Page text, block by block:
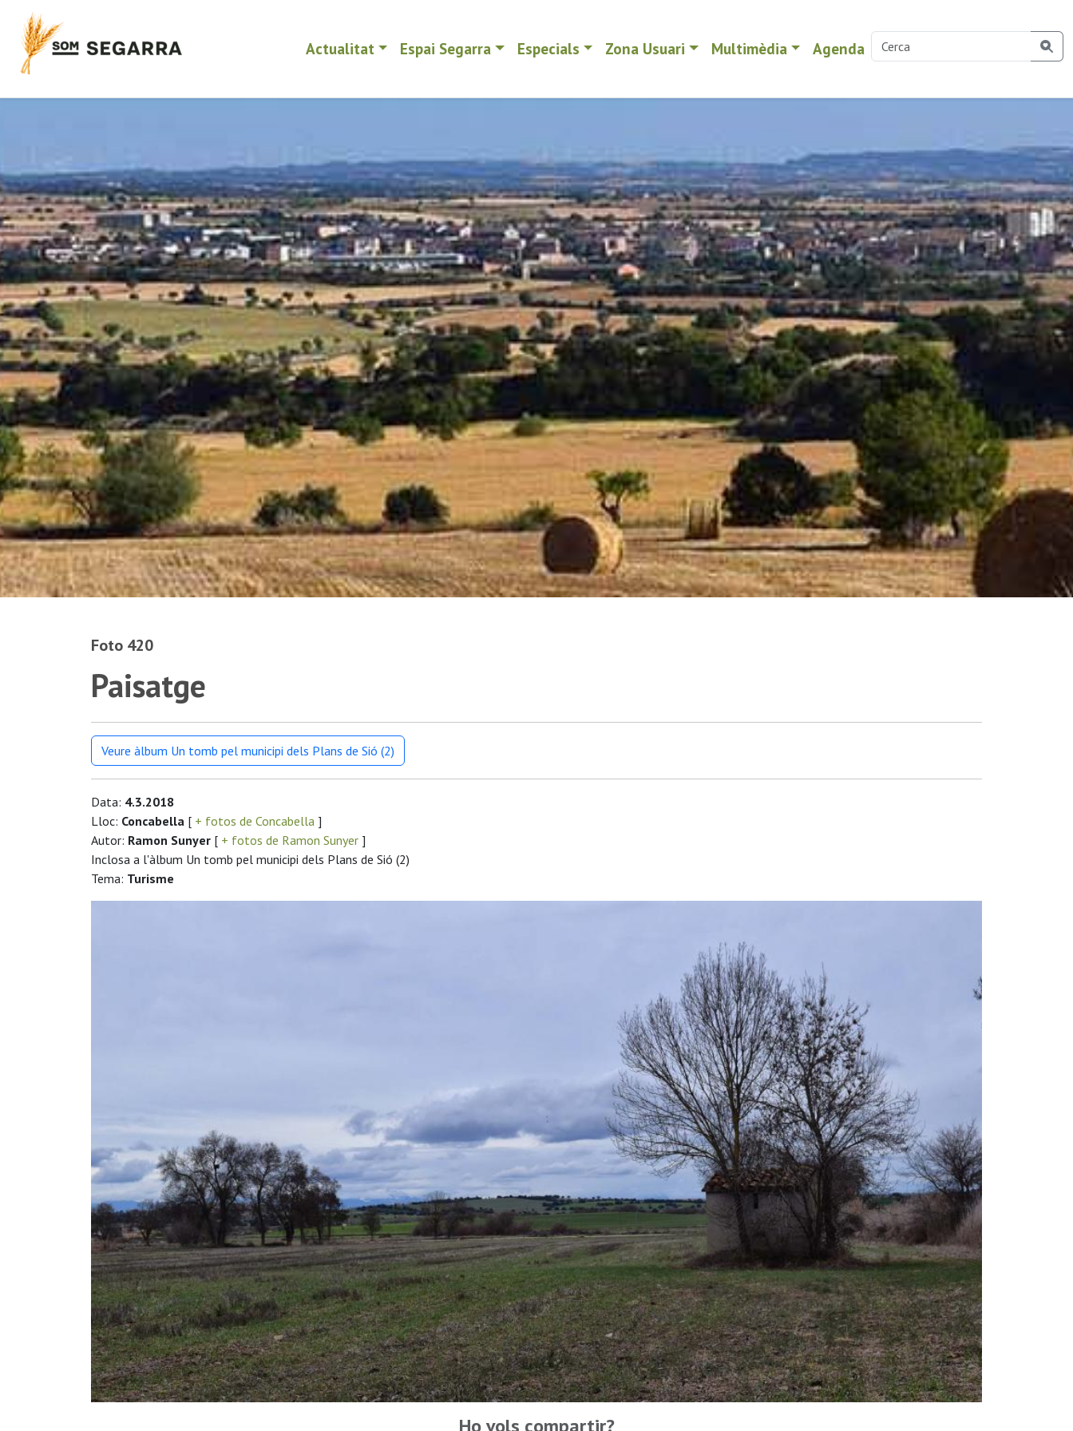
Actualitat Espai Segarra Especials Zona Usuari Multimèdia Agenda
Foto 420
Paisatge
Veure àlbum Un tomb pel municipi dels Plans de Sió (2)
Data: 4.3.2018
Lloc: Concabella [ + fotos de Concabella ]
Autor: Ramon Sunyer [ + fotos de Ramon Sunyer ]
Inclosa a l'àlbum Un tomb pel municipi dels Plans de Sió (2)
Tema: Turisme
Ho vols compartir?